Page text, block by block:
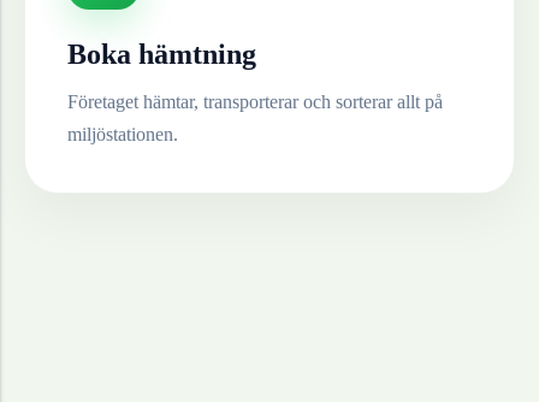
Boka hämtning
Företaget hämtar, transporterar och sorterar allt på
miljöstationen.